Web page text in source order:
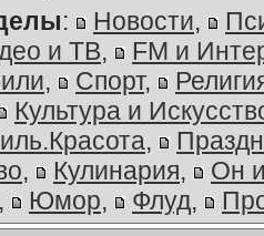
: Новости,
и ТВ,
FM и
, Спорт,
Культура и
,
, Кулинария,
Он
, Юмор, Флуд,